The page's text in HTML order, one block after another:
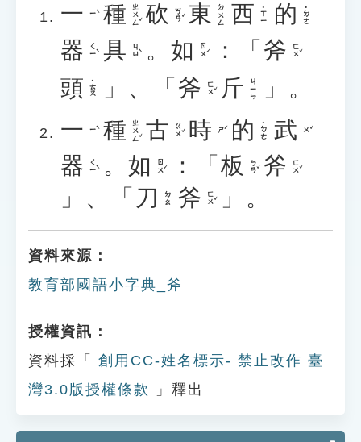
一 ㄧˋ 種 ㄓㄨㄥˇ 砍 ㄎㄢˇ 東 ㄉㄨㄥ 西 ˙ㄒㄧ 的 ˙ㄉㄜ
器 ㄑㄧˋ 具 ㄐㄩˋ 。 如 ㄖㄨˊ ：「 斧 ㄈㄨˇ
頭 ˙ㄊㄡ 」、「 斧 ㄈㄨˇ 斤 ㄐㄧㄣ
」。
一
ㄧˋ 種 ㄓㄨㄥˇ 古 ㄍㄨˇ 時 ㄕˊ 的 ˙ㄉㄜ 武 ㄨˇ
器 ㄑㄧˋ 。 如 ㄖㄨˊ ：「 板 ㄅㄢˇ 斧 ㄈㄨˇ
」、「 刀 ㄉㄠ 斧 ㄈㄨˇ 」。
資料來源：
教育部國語小字典_斧
授權資訊：
資料採「
創用CC-姓名標示- 禁止改作 臺
灣3.0版授權條款
」釋出